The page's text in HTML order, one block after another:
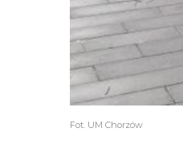
Fot. UM Chorzów